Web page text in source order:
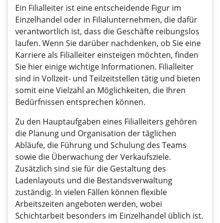
Ein Filialleiter ist eine entscheidende Figur im
Einzelhandel oder in Filialunternehmen, die dafür
verantwortlich ist, dass die Geschäfte reibungslos
laufen. Wenn Sie darüber nachdenken, ob Sie eine
Karriere als Filialleiter einsteigen möchten, finden
Sie hier einige wichtige Informationen. Filialleiter
sind in Vollzeit- und Teilzeitstellen tätig und bieten
somit eine Vielzahl an Möglichkeiten, die Ihren
Bedürfnissen entsprechen können.
Zu den Hauptaufgaben eines Filialleiters gehören
die Planung und Organisation der täglichen
Abläufe, die Führung und Schulung des Teams
sowie die Überwachung der Verkaufsziele.
Zusätzlich sind sie für die Gestaltung des
Ladenlayouts und die Bestandsverwaltung
zuständig. In vielen Fällen können flexible
Arbeitszeiten angeboten werden, wobei
Schichtarbeit besonders im Einzelhandel üblich ist.